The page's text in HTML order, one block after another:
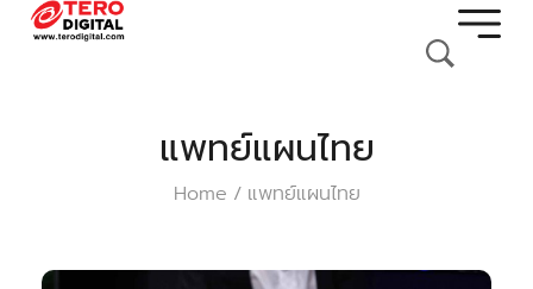
แพทย์แผนไทย
Home / แพทย์แผนไทย